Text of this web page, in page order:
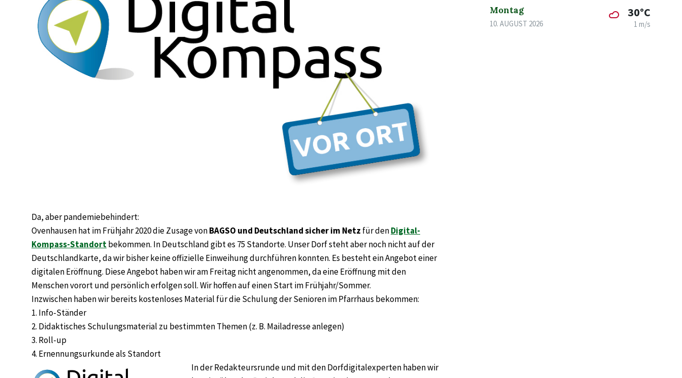
Da, aber pandemiebehindert:
Ovenhausen hat im Frühjahr 2020 die Zusage vonBAGSO und Deutschland sicher im Netz für denDigital-
Kompass-Standortbekommen. In Deutschland gibt es 75 Standorte. Unser Dorf steht aber noch nicht auf der
Deutschlandkarte, da wir bisher keine offizielle Einweihung durchführen konnten. Es besteht ein Angebot einer
digitalen Eröffnung. Diese Angebot haben wir am Freitag nicht angenommen, da eine Eröffnung mit den
Menschen vorort und persönlich erfolgen soll. Wir hoffen auf einen Start im Frühjahr/Sommer.
Inzwischen haben wir bereits kostenloses Material für die Schulung der Senioren im Pfarrhaus bekommen:
1. Info-Ständer
2. Didaktisches Schulungsmaterial zu bestimmten Themen (z. B. Mailadresse anlegen)
3. Roll-up
4. Ernennungsurkunde als Standort
In der Redakteursrunde und mit den Dorfdigitalexperten haben wir
Montag
10. AUGUST 2026
30°C
1 m/s